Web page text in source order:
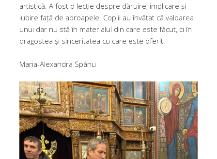
artistică. A fost o lecție despre dăruire, implicare și
iubire față de aproapele. Copiii au învățat că valoarea
unui dar nu stă în materialul din care este făcut, ci în
dragostea și sinceritatea cu care este oferit.
Maria-Alexandra Spânu